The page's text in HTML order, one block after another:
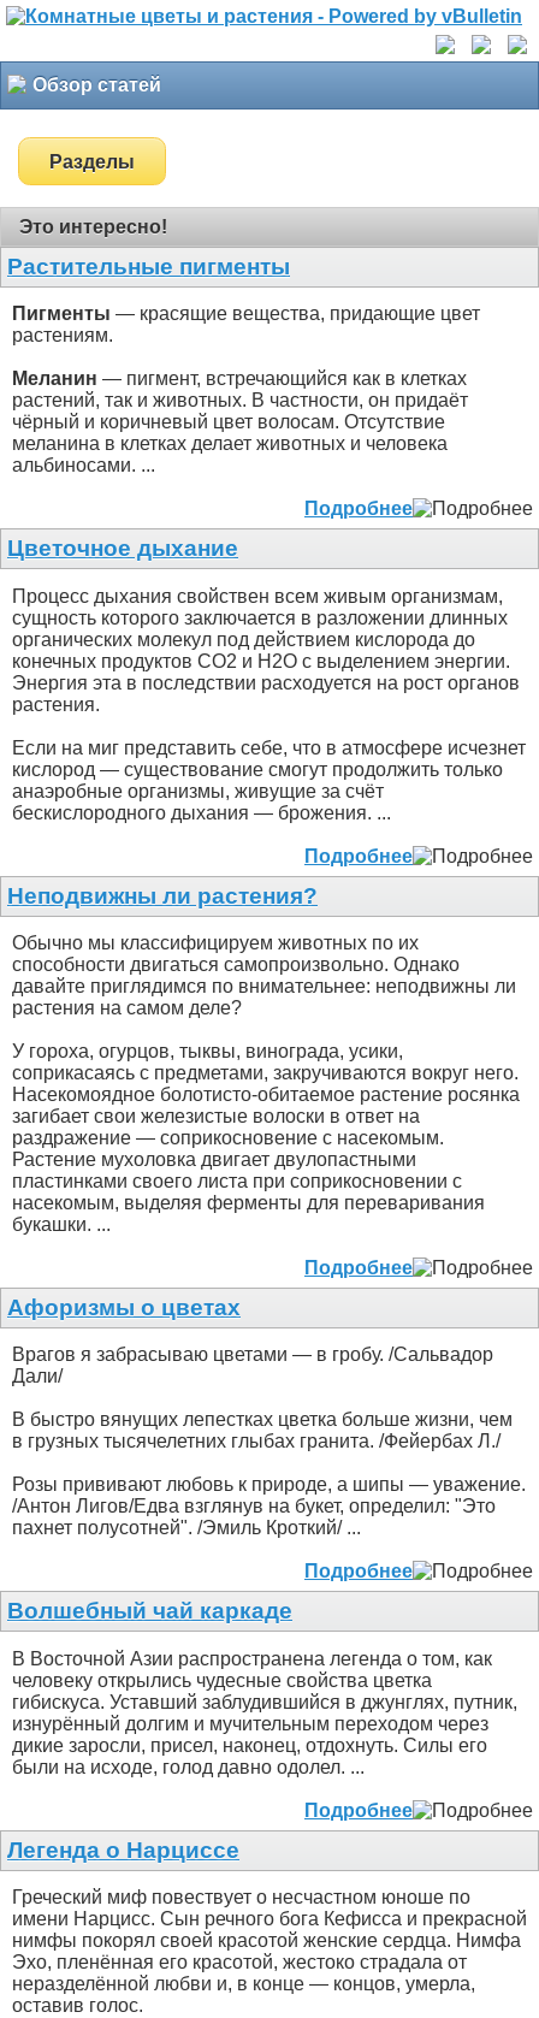
Обзор статей
Разделы
Это интересно!
Растительные пигменты
Пигменты — красящие вещества, придающие цвет
растениям.
Меланин — пигмент, встречающийся как в клетках
растений, так и животных. В частности, он придаёт
чёрный и коричневый цвет волосам. Отсутствие
меланина в клетках делает животных и человека
альбиносами. ...
Подробнее
Цветочное дыхание
Процесс дыхания свойствен всем живым организмам,
сущность которого заключается в разложении длинных
органических молекул под действием кислорода до
конечных продуктов СО2 и Н2О с выделением энергии.
Энергия эта в последствии расходуется на рост органов
растения.
Если на миг представить себе, что в атмосфере исчезнет
кислород — существование смогут продолжить только
анаэробные организмы, живущие за счёт
бескислородного дыхания — брожения. ...
Подробнее
Неподвижны ли растения?
Обычно мы классифицируем животных по их
способности двигаться самопроизвольно. Однако
давайте приглядимся по внимательнее: неподвижны ли
растения на самом деле?
У гороха, огурцов, тыквы, винограда, усики,
соприкасаясь с предметами, закручиваются вокруг него.
Насекомоядное болотисто-обитаемое растение росянка
загибает свои железистые волоски в ответ на
раздражение — соприкосновение с насекомым.
Растение мухоловка двигает двулопастными
пластинками своего листа при соприкосновении с
насекомым, выделяя ферменты для переваривания
букашки. ...
Подробнее
Афоризмы о цветах
Врагов я забрасываю цветами — в гробу. /Сальвадор
Дали/
В быстро вянущих лепестках цветка больше жизни, чем
в грузных тысячелетних глыбах гранита. /Фейербах Л./
Розы прививают любовь к природе, а шипы — уважение.
/Антон Лигов/Едва взглянув на букет, определил: "Это
пахнет полусотней". /Эмиль Кроткий/ ...
Подробнее
Волшебный чай каркаде
В Восточной Азии распространена легенда о том, как
человеку открылись чудесные свойства цветка
гибискуса. Уставший заблудившийся в джунглях, путник,
изнурённый долгим и мучительным переходом через
дикие заросли, присел, наконец, отдохнуть. Силы его
были на исходе, голод давно одолел. ...
Подробнее
Легенда о Нарциссе
Греческий миф повествует о несчастном юноше по
имени Нарцисс. Сын речного бога Кефисса и прекрасной
нимфы покорял своей красотой женские сердца. Нимфа
Эхо, пленённая его красотой, жестоко страдала от
неразделённой любви и, в конце — концов, умерла,
оставив голос.